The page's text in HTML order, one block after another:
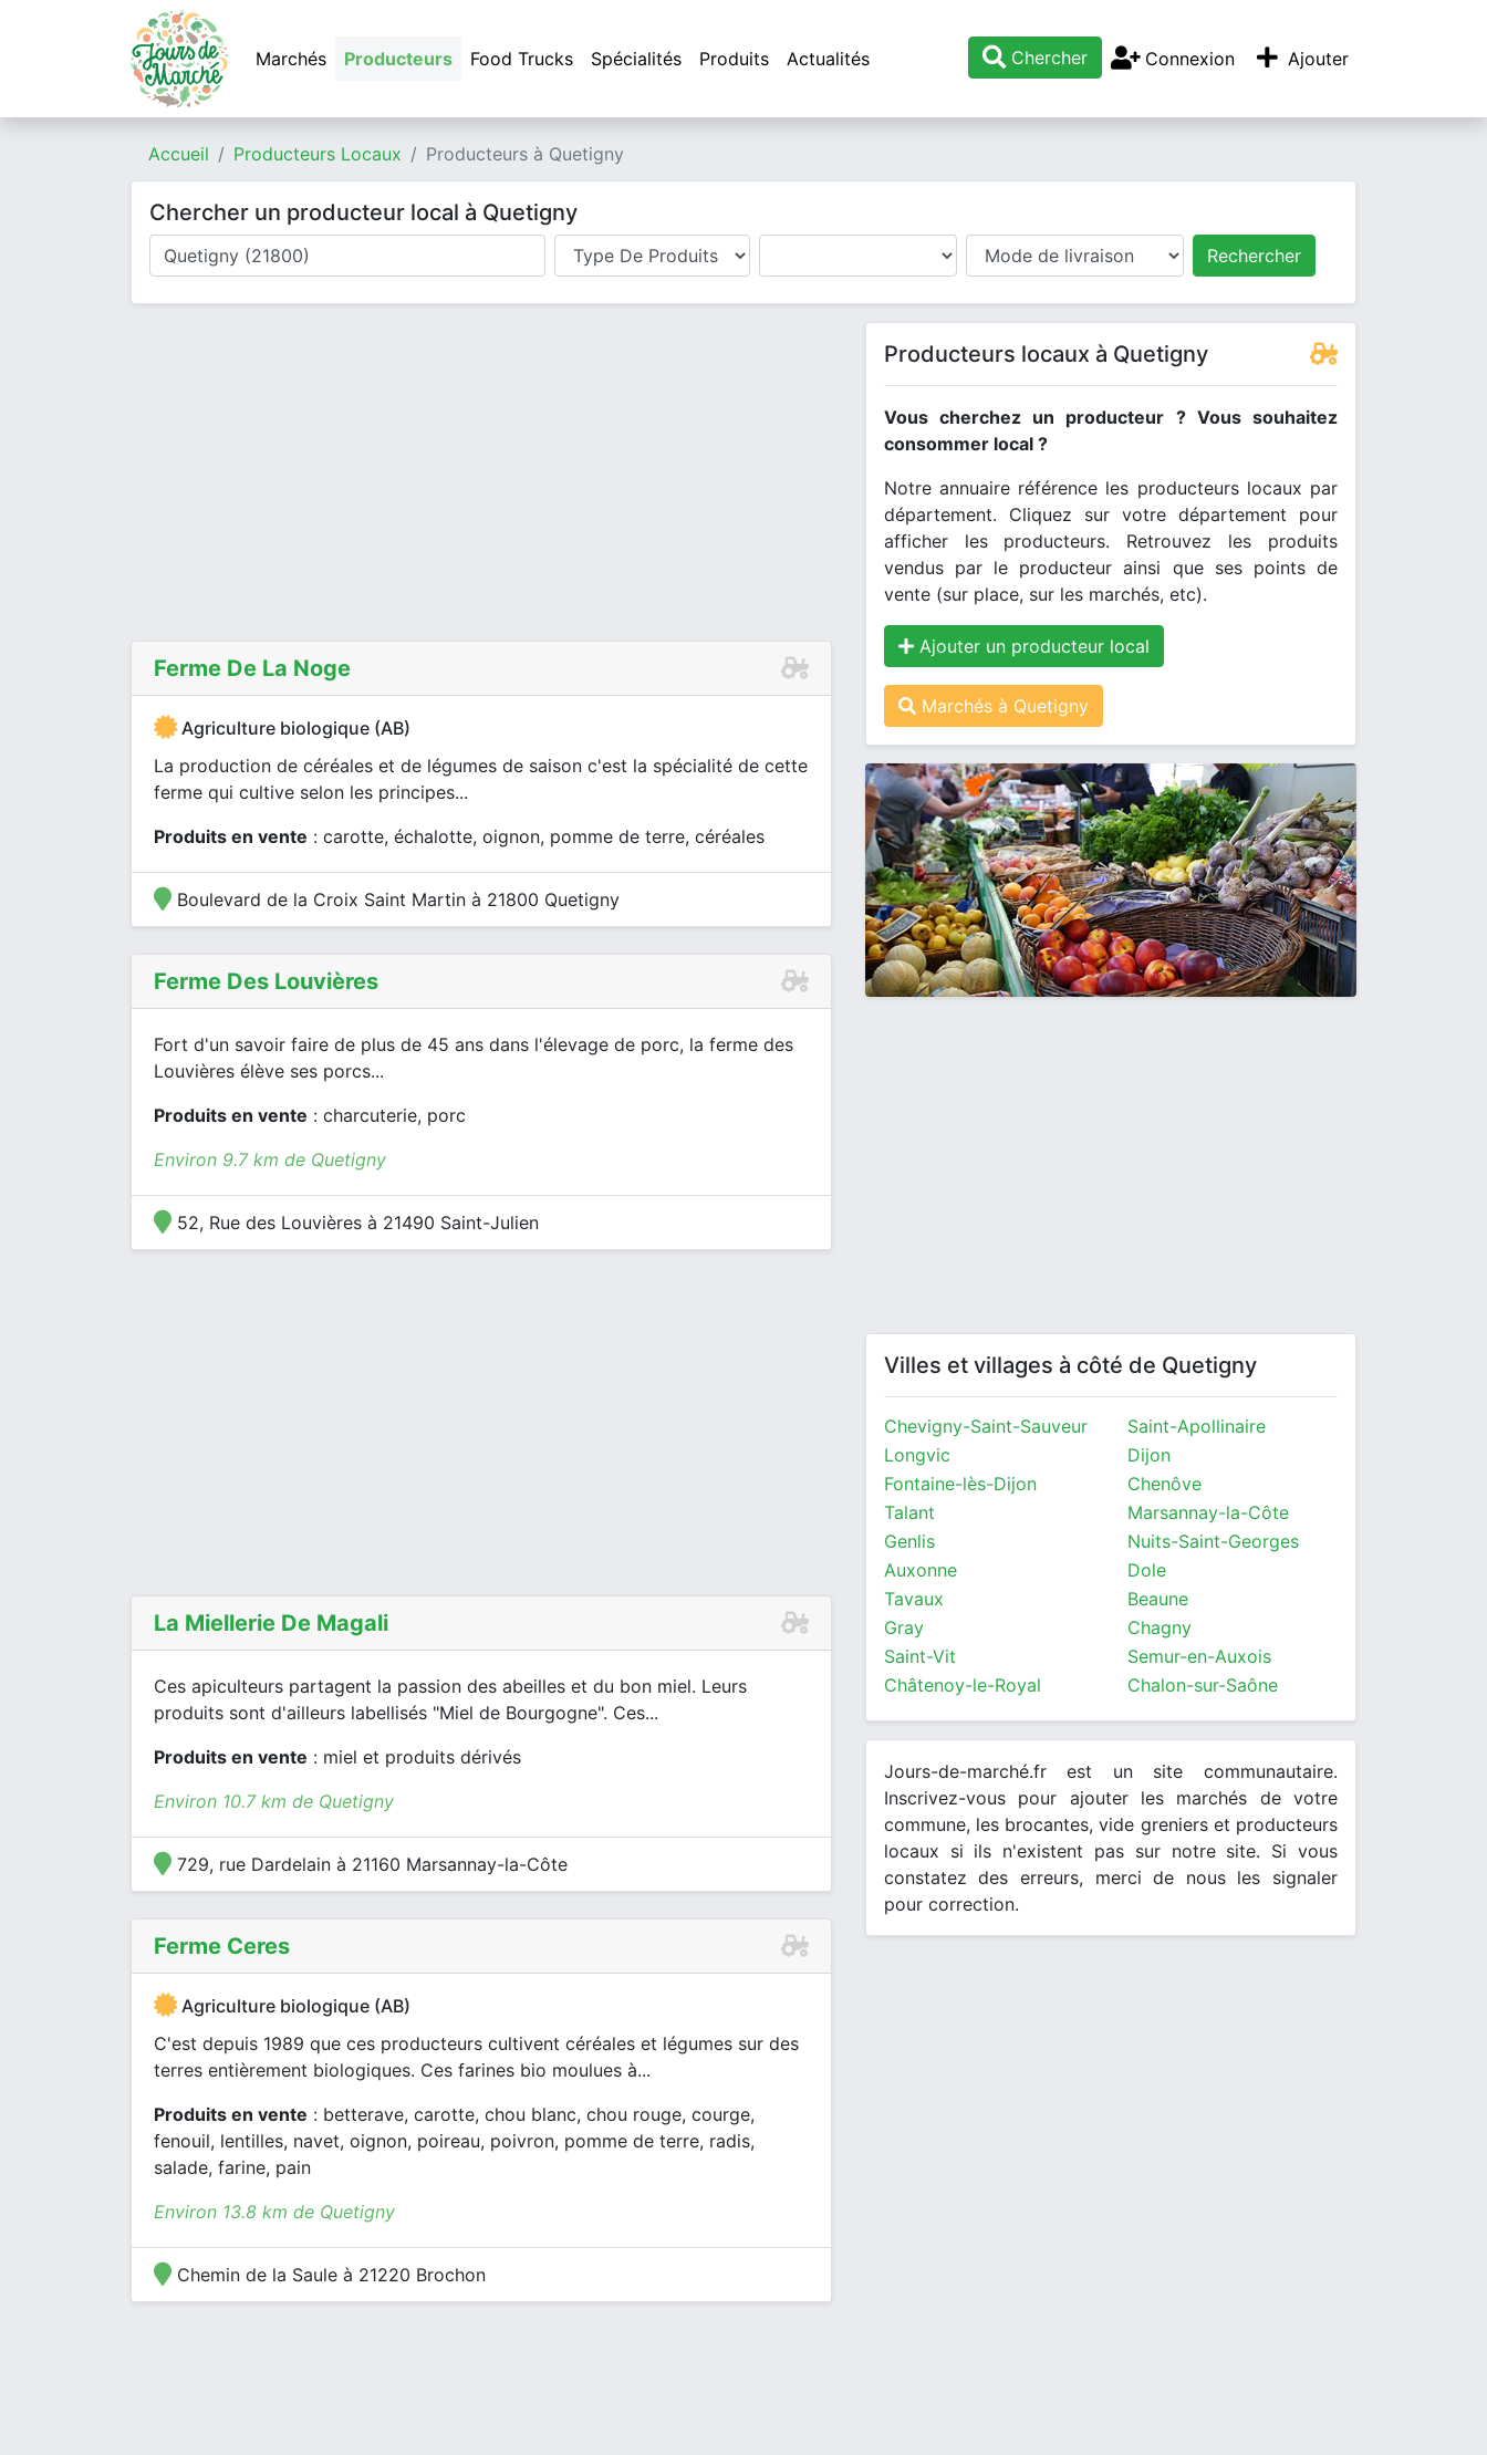
Marchés Producteurs Food Trucks Spécialités Produits Actualités Chercher Connexion Ajouter
Accueil Producteurs Locaux Producteurs à Quetigny
Chercher un producteur local à Quetigny
Où cherchez-vous un producteur ?
Type de produits
Produits
Mode de livraison Rechercher
Ferme De La Noge
Agriculture biologique (AB)
La production de céréales et de légumes de saison c'est la spécialité de cette
ferme qui cultive selon les principes...
Produits en vente : carotte, échalotte, oignon, pomme de terre, céréales
Boulevard de la Croix Saint Martin à 21800 Quetigny
Ferme Des Louvières
Fort d'un savoir faire de plus de 45 ans dans l'élevage de porc, la ferme des
Louvières élève ses porcs...
Produits en vente : charcuterie, porc
Environ 9.7 km de Quetigny
52, Rue des Louvières à 21490 Saint-Julien
La Miellerie De Magali
Ces apiculteurs partagent la passion des abeilles et du bon miel. Leurs
produits sont d'ailleurs labellisés "Miel de Bourgogne". Ces...
Produits en vente : miel et produits dérivés
Environ 10.7 km de Quetigny
729, rue Dardelain à 21160 Marsannay-la-Côte
Ferme Ceres
Agriculture biologique (AB)
C'est depuis 1989 que ces producteurs cultivent céréales et légumes sur des
terres entièrement biologiques. Ces farines bio moulues à...
Produits en vente : betterave, carotte, chou blanc, chou rouge, courge,
fenouil, lentilles, navet, oignon, poireau, poivron, pomme de terre, radis,
salade, farine, pain
Environ 13.8 km de Quetigny
Chemin de la Saule à 21220 Brochon
Producteurs locaux à Quetigny
Vous cherchez un producteur ? Vous souhaitez
consommer local ?
Notre annuaire référence les producteurs locaux par
département. Cliquez sur votre département pour
afficher les producteurs. Retrouvez les produits
vendus par le producteur ainsi que ses points de
vente (sur place, sur les marchés, etc).
Ajouter un producteur local
Marchés à Quetigny
Villes et villages à côté de Quetigny
Chevigny-Saint-Sauveur
Saint-Apollinaire
Longvic
Dijon
Fontaine-lès-Dijon
Chenôve
Talant
Marsannay-la-Côte
Genlis
Nuits-Saint-Georges
Auxonne
Dole
Tavaux
Beaune
Gray
Chagny
Saint-Vit
Semur-en-Auxois
Châtenoy-le-Royal
Chalon-sur-Saône
Jours-de-marché.fr est un site communautaire.
Inscrivez-vous pour ajouter les marchés de votre
commune, les brocantes, vide greniers et producteurs
locaux si ils n'existent pas sur notre site. Si vous
constatez des erreurs, merci de nous les signaler
pour correction.